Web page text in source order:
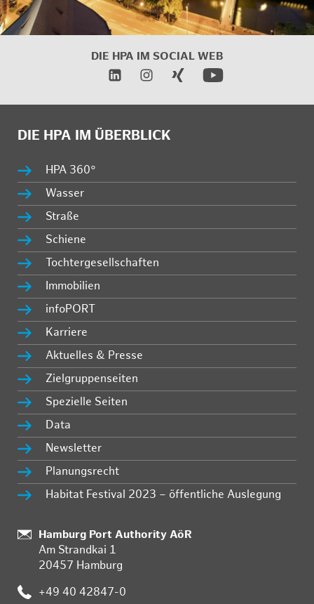
DIE HPA IM SOCIAL WEB
DIE HPA IM ÜBERBLICK
HPA 360°
Wasser
Straße
Schiene
Tochtergesellschaften
Immobilien
infoPORT
Karriere
Aktuelles & Presse
Zielgruppenseiten
Spezielle Seiten
Data
Newsletter
Planungsrecht
Habitat Festival 2023 – öffentliche Auslegung
Standort:
Hamburg Port Authority AöR
Am Strandkai 1
20457 Hamburg
Telefon:
+49 40 42847-0